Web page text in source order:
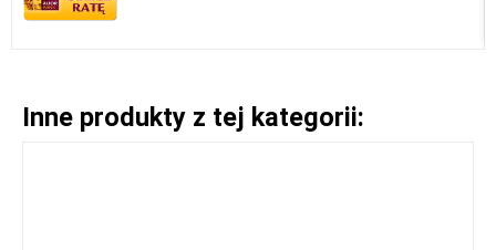
Inne produkty z tej kategorii: